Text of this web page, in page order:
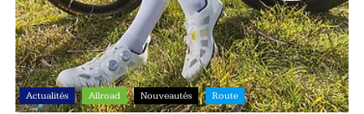
Actualités Allroad Nouveautés Route